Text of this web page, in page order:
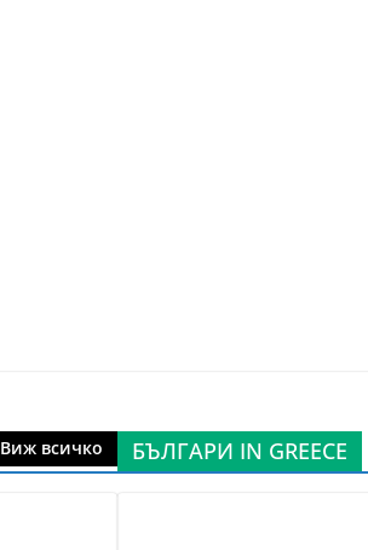
Виж всичко БЪЛГАРИ IN GREECE